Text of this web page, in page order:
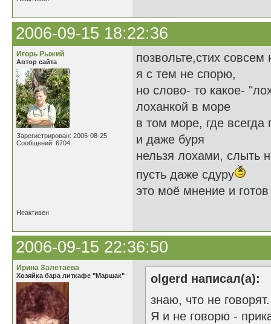
2006-09-15 18:22:36
Игорь Рыжий
Автор сайта
Зарегистрирован: 2006-08-25
Сообщений: 6704
позвольте,стих совсем
я с тем не спорю,
но слово- то какое-
лоханкой в море
в том море, где всегда
и даже буря
нельзя лохами, слыть
пусть даже сдуру
это моё мнение и
Неактивен
2006-09-15 22:36:50
Ирина Залетаева
Хозяйка бара литкафе "Маршак"
olgerd написал(а):
знаю, что не говорят.
Я и не говорю -